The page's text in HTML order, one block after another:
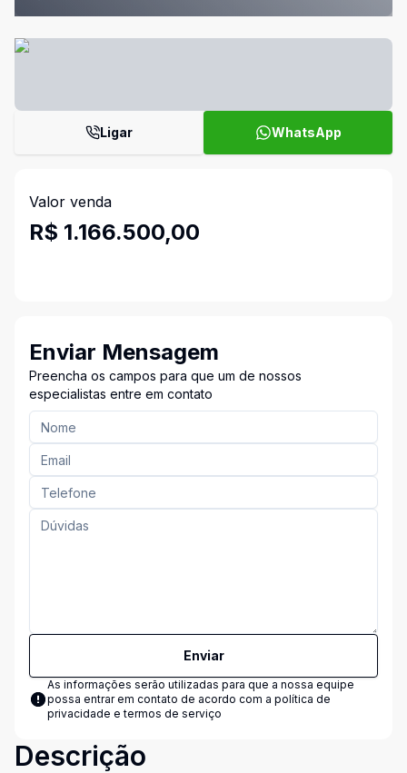
Ligar WhatsApp
Valor venda
R$ 1.166.500,00
Enviar Mensagem
Preencha os campos para que um de nossos
especialistas entre em contato
Enviar
As informações serão utilizadas para que a nossa equipe
possa entrar em contato de acordo com a política de
privacidade e termos de serviço
Descrição